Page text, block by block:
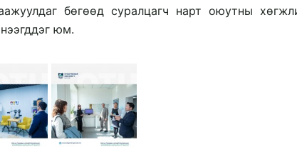
бөгөөд суралцагч нарт оюутны
юм.